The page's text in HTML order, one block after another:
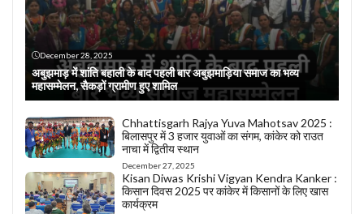
December 28, 2025
अबुझमाड़ में शांति बहाली के बाद पहली बार अबुझमाड़िया समाज का भव्य
महासम्मेलन, सैकड़ों ग्रामीण हुए शामिल
Chhattisgarh Rajya Yuva Mahotsav 2025 :
बिलासपुर में 3 हजार युवाओं का संगम, कांकेर को राउत
नाचा में द्वितीय स्थान
December 27, 2025
Kisan Diwas Krishi Vigyan Kendra Kanker :
किसान दिवस 2025 पर कांकेर में किसानों के लिए खास
कार्यक्रम